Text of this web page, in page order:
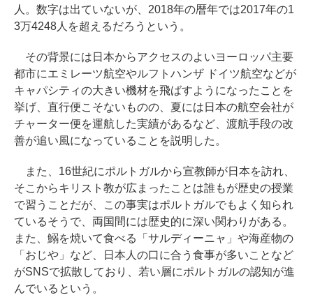
人。数字は出ていないが、2018年の暦年では2017年の1
3万4248人を超えるだろうという。
その背景には日本からアクセスのよいヨーロッパ主要
都市にエミレーツ航空やルフトハンザ ドイツ航空などが
キャパシティの大きい機材を飛ばすようになったことを
挙げ、直行便こそないものの、夏には日本の航空会社が
チャーター便を運航した実績があるなど、渡航手段の改
善が追い風になっていることを説明した。
また、16世紀にポルトガルから宣教師が日本を訪れ、
そこからキリスト教が広まったことは誰もが歴史の授業
で習うことだが、この事実はポルトガルでもよく知られ
ているそうで、両国間には歴史的に深い関わりがある。
また、鰯を焼いて食べる「サルディーニャ」や海産物の
「おじや」など、日本人の口に合う食事が多いことなど
がSNSで拡散しており、若い層にポルトガルの認知が進
んでいるという。